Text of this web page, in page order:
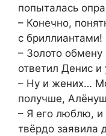
попыталась
– Конечно,
с бриллиантами!
– Золото обмену
ответил Денис и
– Ну и жених…
получше,
– Я его люблю, и
твёрдо заявила